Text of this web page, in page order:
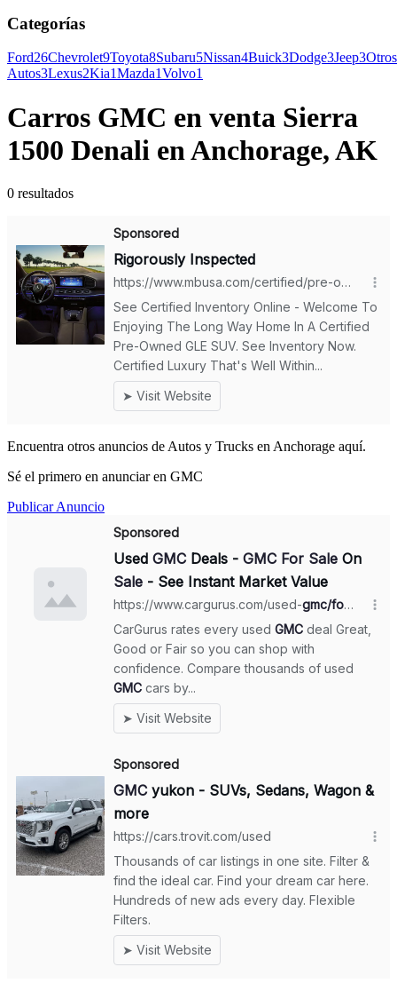
Categorías
Ford26Chevrolet9Toyota8Subaru5Nissan4Buick3Dodge3Jeep3Otros
Autos3Lexus2Kia1Mazda1Volvo1
Carros GMC en venta Sierra
1500 Denali en Anchorage, AK
0 resultados
Encuentra otros anuncios de Autos y Trucks en Anchorage aquí.
Sé el primero en anunciar en GMC
Publicar Anuncio